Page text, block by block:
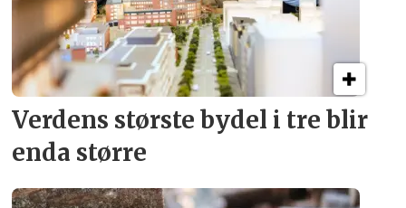
Verdens største bydel i tre blir
enda større